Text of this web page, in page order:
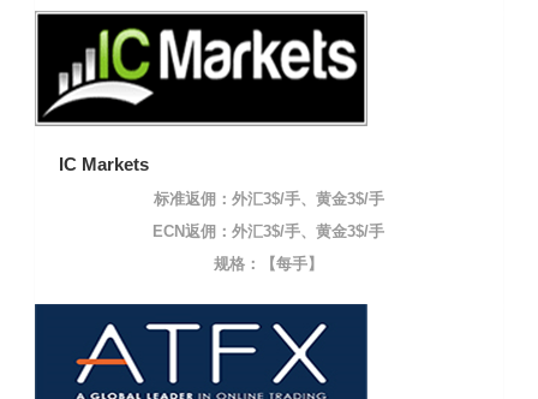
IC Markets
标准返佣：外汇3$/手、黄金3$/手
ECN返佣：外汇3$/手、黄金3$/手
规格：【每手】